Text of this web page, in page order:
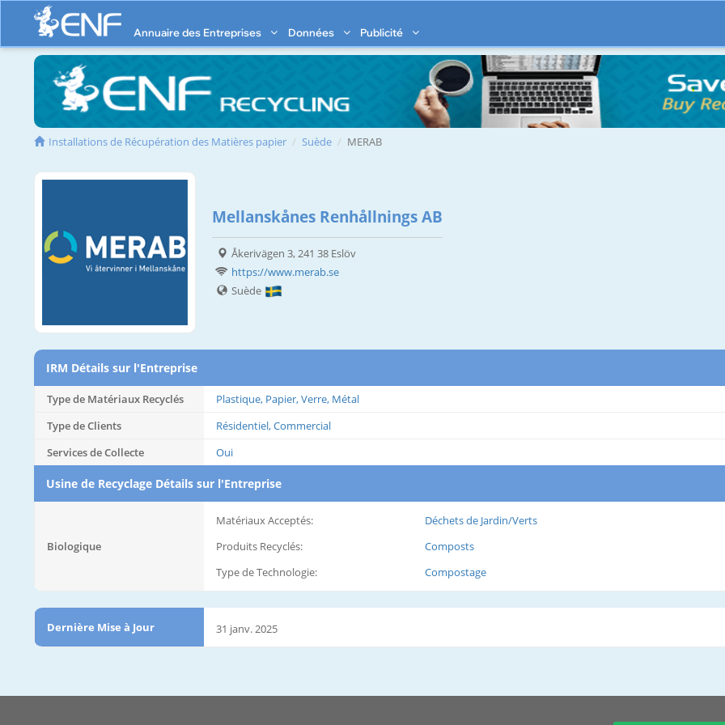
Annuaire des Entreprises Données Publicité
Installations de Récupération des Matières papier Suède MERAB
Mellanskånes Renhållnings AB
Åkerivägen 3, 241 38 Eslöv
https://www.merab.se
Suède
IRM Détails sur l'Entreprise
Type de Matériaux Recyclés
Plastique, Papier, Verre, Métal
Type de Clients
Résidentiel, Commercial
Services de Collecte
Oui
Usine de Recyclage Détails sur l'Entreprise
Biologique
Matériaux Acceptés:
Déchets de Jardin/Verts
Produits Recyclés:
Composts
Type de Technologie:
Compostage
Dernière Mise à Jour 31 janv. 2025